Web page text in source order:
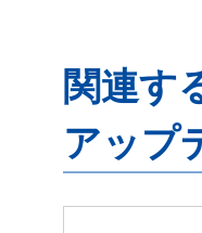
関連す
アップ